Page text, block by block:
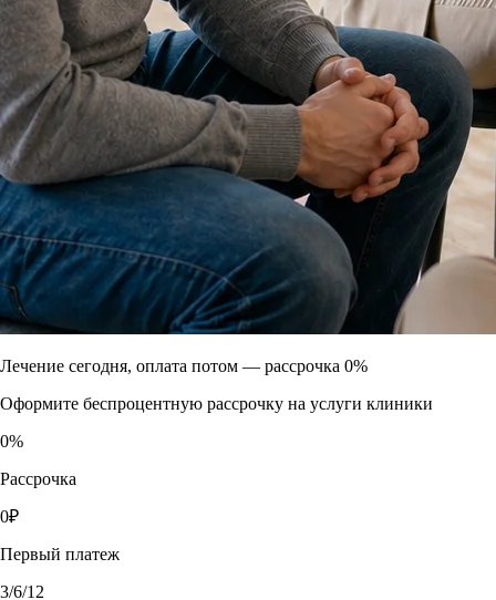
Лечение сегодня, оплата потом — рассрочка 0%
Оформите беспроцентную рассрочку на услуги клиники
0%
Рассрочка
0₽
Первый платеж
3/6/12